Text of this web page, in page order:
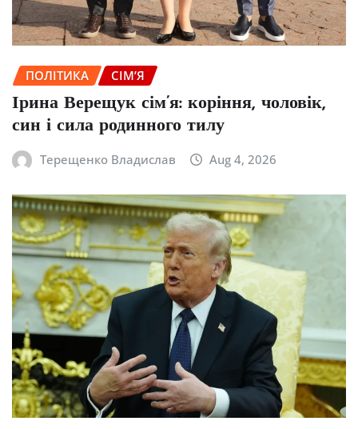
ПОЛІТИКА СІМ’Я
Ірина Верещук сім’я: коріння, чоловік,
син і сила родинного тилу
Терещенко Владислав Aug 4, 2026